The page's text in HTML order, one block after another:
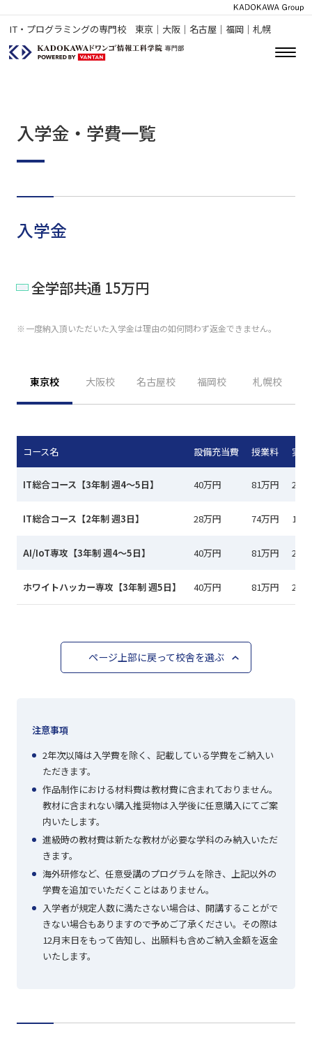
IT・プログラミングの専門校 東京｜大阪｜名古屋｜福岡｜札幌
入学金・学費一覧
入学金
全学部共通 15万円
一度納入頂いただいた入学金は理由の如何問わず返金できません。
東京校 大阪校 名古屋校 福岡校 札幌校
コース名 設備充当費 授業料 実
IT総合コース【3年制 週4～5日】 40万円 81万円 25
IT総合コース【2年制 週3日】 28万円 74万円 19
AI/IoT専攻【3年制 週4～5日】 40万円 81万円 25
ホワイトハッカー専攻【3年制 週5日】 40万円 81万円 25
ページ上部に戻って校舎を選ぶ
注意事項
2年次以降は入学費を除く、記載している学費をご納入い
ただきます。
作品制作における材料費は教材費に含まれておりません。
教材に含まれない購入推奨物は入学後に任意購入にてご案
内いたします。
進級時の教材費は新たな教材が必要な学科のみ納入いただ
きます。
海外研修など、任意受講のプログラムを除き、上記以外の
学費を追加でいただくことはありません。
入学者が規定人数に満たさない場合は、開講することがで
きない場合もありますので予めご了承ください。その際は
12月末日をもって告知し、出願料も含めご納入金額を返金
いたします。